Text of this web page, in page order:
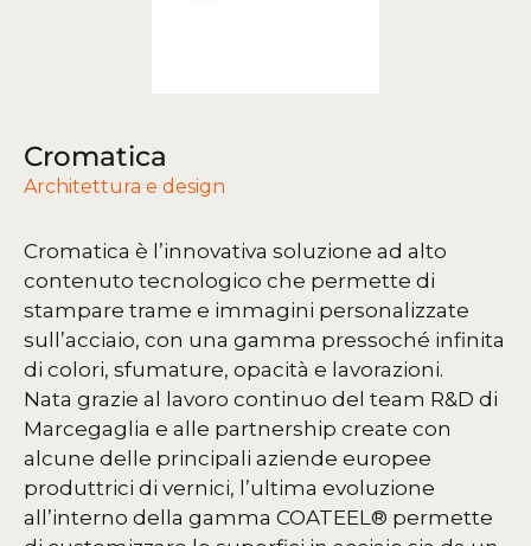
Cromatica
Architettura e design
Cromatica è l’innovativa soluzione ad alto
contenuto tecnologico che permette di
stampare trame e immagini personalizzate
sull’acciaio, con una gamma pressoché infinita
di colori, sfumature, opacità e lavorazioni.
Nata grazie al lavoro continuo del team R&D di
Marcegaglia e alle partnership create con
alcune delle principali aziende europee
produttrici di vernici, l’ultima evoluzione
all’interno della gamma COATEEL® permette